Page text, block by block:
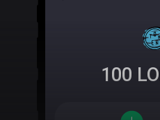
100